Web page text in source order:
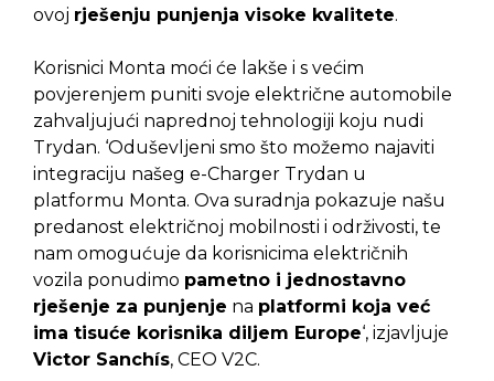
ovoj rješenju punjenja visoke kvalitete.
Korisnici Monta moći će lakše i s većim
povjerenjem puniti svoje električne automobile
zahvaljujući naprednoj tehnologiji koju nudi
Trydan. ‘Oduševljeni smo što možemo najaviti
integraciju našeg e-Charger Trydan u
platformu Monta. Ova suradnja pokazuje našu
predanost električnoj mobilnosti i održivosti, te
nam omogućuje da korisnicima električnih
vozila ponudimo pametno i jednostavno
rješenje za punjenje na platformi koja već
ima tisuće korisnika diljem Europe‘, izjavljuje
Victor Sanchís, CEO V2C.